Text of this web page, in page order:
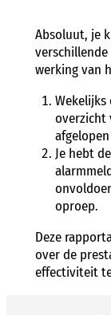
Absoluut, je
werking van
Wekelijks
overzicht
Je hebt
oproep.
Deze
over de
effectiviteit